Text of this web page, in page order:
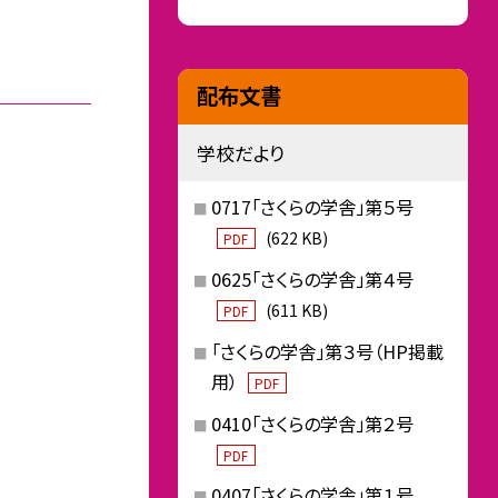
配布文書
学校だより
0717「さくらの学舎」第５号
PDF (622 KB)
0625「さくらの学舎」第４号
PDF (611 KB)
「さくらの学舎」第３号（HP掲載
用）
PDF
0410「さくらの学舎」第２号
PDF